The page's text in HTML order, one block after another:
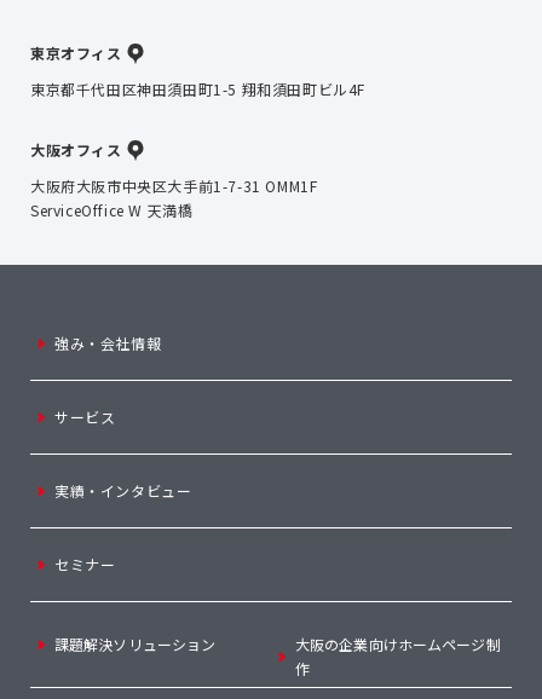
東京オフィス
東京都千代田区神田須田町1-5 翔和須田町ビル4F
大阪オフィス
大阪府大阪市中央区大手前1-7-31 OMM1F
ServiceOffice W 天満橋
強み・会社情報
サービス
実績・インタビュー
セミナー
課題解決ソリューション
大阪の企業向けホームページ制
作